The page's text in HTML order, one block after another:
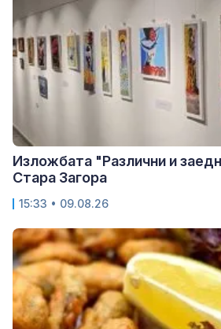
Изложбата "Различни и
Стара Загора
15:33 • 09.08.26